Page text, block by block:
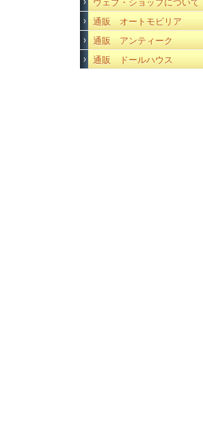
通販 オートモビリア
通販 アンティーク
通販 ドールハウス